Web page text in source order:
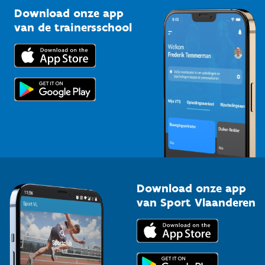
Bedrijven
Trainers en begeleiders
Topsporters
Kennisplatform
Downloads
Voor de pers
Download onze app
van de trainersschool
Download onze app
van Sport Vlaanderen